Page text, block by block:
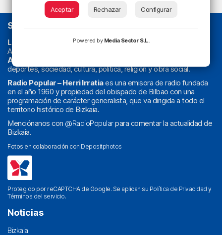
SOBRE NOSOTROS
La radio sin cadenas. Desde 1960 haciendo radio en Bilbao.
Actualidad y
Athletic
deportes, sociedad, cultura, política, religión y obra social.
Radio Popular – Herri Irratiaes una emisora de radio fundada
en el año 1960 y propiedad del obispado de Bilbao con una
programación de carácter generalista, que va dirigida a todo el
territorio histórico de Bizkaia.
Menciónanos con @RadioPopularpara comentar la actualidad de
Bizkaia.
Fotos en colaboración con Depositphotos
Protegido por reCAPTCHA de Google. Se aplican su Política de Privacidad y
Términos del servicio.
Noticias
Bizkaia
Aceptar Rechazar Configurar
Powered by Media Sector S.L.